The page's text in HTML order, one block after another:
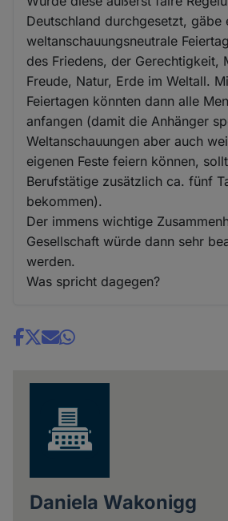
Deutschland durchgesetzt, gäbe
weltanschauungsneutrale
des Friedens, der Gerechtigkeit,
Freude, Natur, Erde im Weltall.
Feiertagen könnten dann alle
anfangen (damit die Anhänger
Weltanschauungen aber auch
eigenen Feste feiern können,
Berufstätige zusätzlich ca. fünf
bekommen).
Der immens wichtige
Gesellschaft würde dann sehr
werden.
Was spricht dagegen?
Share
Daniela Wakonigg